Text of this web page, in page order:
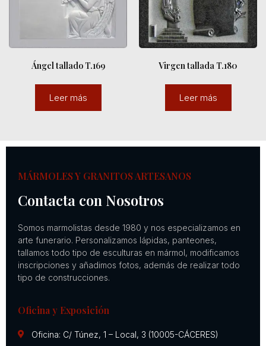
Ángel tallado T.169
Leer más
Virgen tallada T.180
Leer más
MÁRMOLES Y GRANITOS ARTESANOS
Contacta con Nosotros
Somos marmolistas desde 1980 y nos especializamos en
arte funerario. Personalizamos lápidas, panteones,
tallamos todo tipo de esculturas en mármol, modificamos
inscripciones y añadimos fotos, además de realizar todo
tipo de construcciones.
Oficina y Exposición
Oficina: C/ Túnez, 1 – Local, 3 (10005-CÁCERES)